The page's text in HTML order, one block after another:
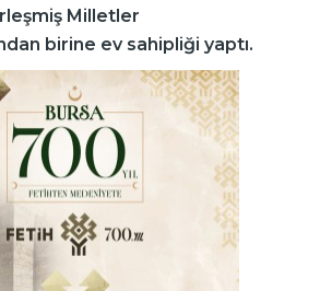
Milletler
birine ev sahipliği yaptı.